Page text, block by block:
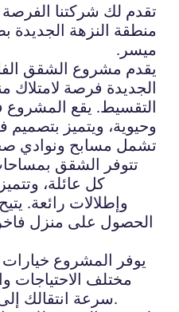
تقدم لك شركتنا
منطقة النزهة
ميسر.
يقدم مشروع الشقق
الجديدة فرصة لامتلاك
التقسيط. يقع
وحيوية، ويتميز
تشمل مسابح ونوادي
تتوفر الشقق
كل عائلة،
وإطلالات رائعة.
الحصول على منزل
يوفر المشروع
مختلف الاحتياجات
سرعة انتقالك إلى منزل الأحلام دون تأخير.